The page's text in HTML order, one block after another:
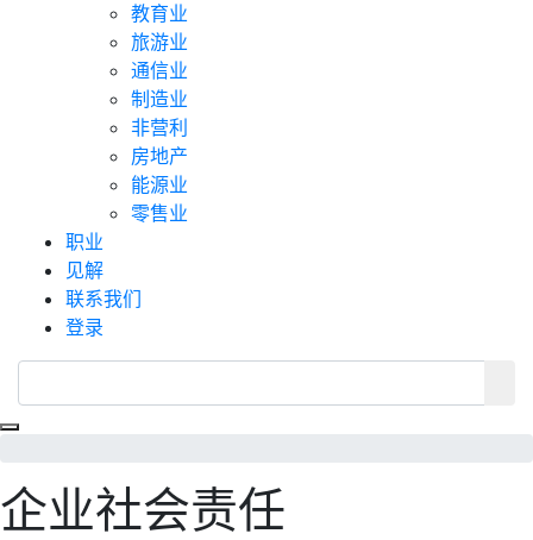
教育业
旅游业
通信业
制造业
非营利
房地产
能源业
零售业
职业
见解
联系我们
登录
企业社会责任